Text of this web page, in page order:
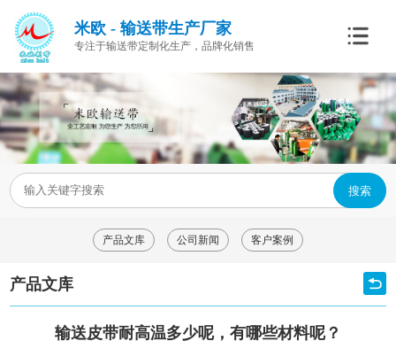
米欧 - 输送带生产厂家
专注于输送带定制化生产，品牌化销售
搜索
产品文库 公司新闻 客户案例
产品文库
输送皮带耐高温多少呢，有哪些材料呢？